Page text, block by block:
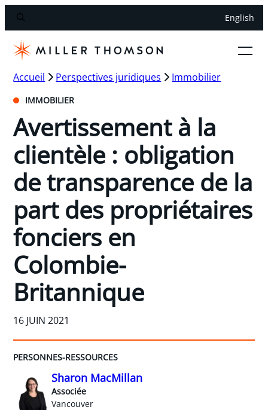
English
Accueil Perspectives juridiques Immobilier
IMMOBILIER
Avertissement à la
clientèle : obligation
de transparence de la
part des propriétaires
fonciers en
Colombie-
Britannique
16 JUIN 2021
PERSONNES-RESSOURCES
Sharon MacMillan
Associée
Vancouver